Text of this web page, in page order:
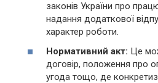
законів України про
надання додаткової
характер роботи.
Нормативний акт: Це
договір, положення про
угода тощо, де